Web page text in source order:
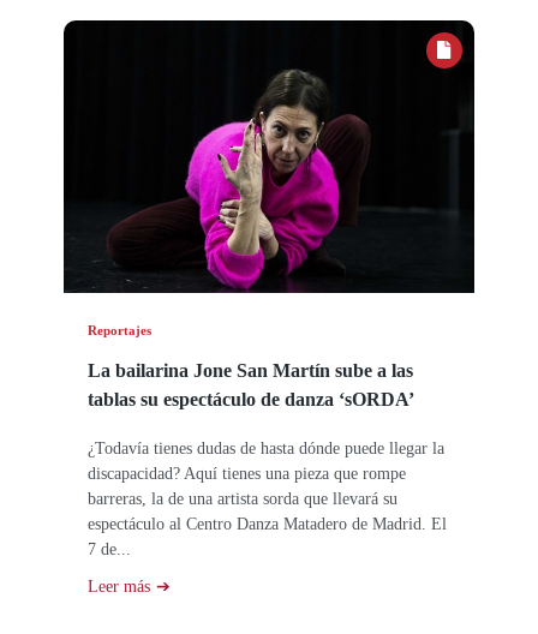
Reportajes
La bailarina Jone San Martín sube a las
tablas su espectáculo de danza ‘sORDA’
¿Todavía tienes dudas de hasta dónde puede llegar la
discapacidad? Aquí tienes una pieza que rompe
barreras, la de una artista sorda que llevará su
espectáculo al Centro Danza Matadero de Madrid. El
7 de...
Leer más